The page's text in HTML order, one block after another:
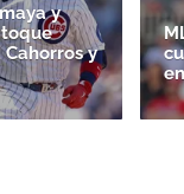
y
y